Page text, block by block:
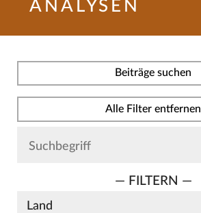
ANALYSEN
Beiträge suchen
Alle Filter entfernen
— FILTERN —
Land